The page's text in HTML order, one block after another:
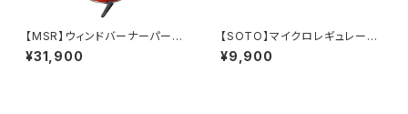
【MSR】ウィンドバーナーパーソ
ナルストーブシステム
¥31,900
【SOTO】マイクロレギュレータ
ーストーブ FUSION Trek
¥9,900